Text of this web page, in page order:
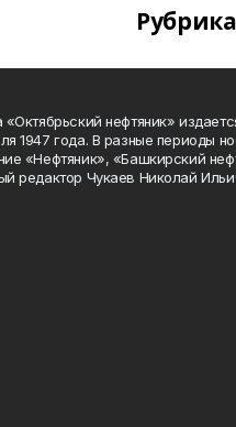
«Октябрьский нефтяник»
1947 года. В разные периоды
«Нефтяник», «Башкирский
редактор Чукаев Николай